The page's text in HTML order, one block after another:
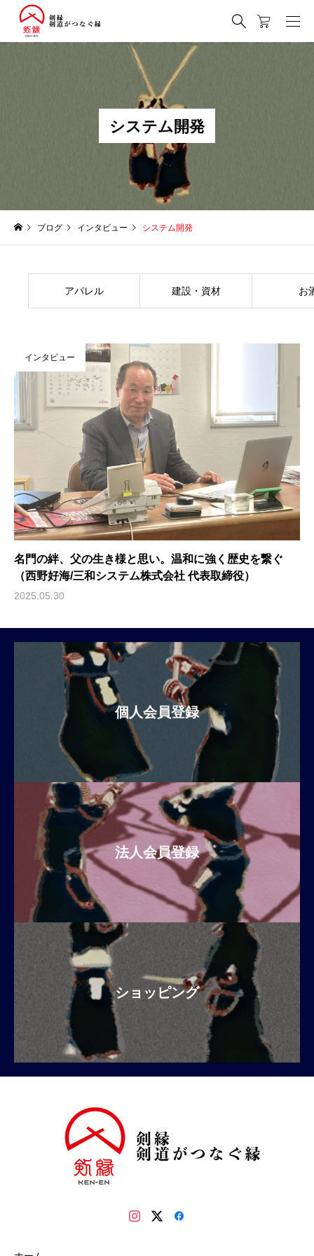
システム開発
ブログ インタビュー システム開発
アパレル 建設・資材 お
名門の絆、父の生き様と思い。温和に強く歴史を繋ぐ
（西野好海/三和システム株式会社 代表取締役）
2025.05.30
インタビュー
個人会員登録
法人会員登録
ショッピング